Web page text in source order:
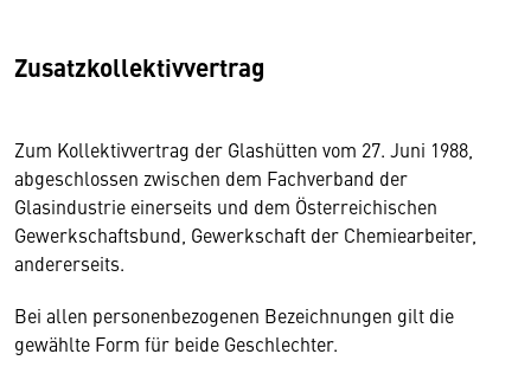
Zusatzkollektivvertrag
Zum Kollektivvertrag der Glashütten vom 27. Juni 1988,
abgeschlossen zwischen dem Fachverband der
Glasindustrie einerseits und dem Österreichischen
Gewerkschaftsbund, Gewerkschaft der Chemiearbeiter,
andererseits.
Bei allen personenbezogenen Bezeichnungen gilt die
gewählte Form für beide Geschlechter.